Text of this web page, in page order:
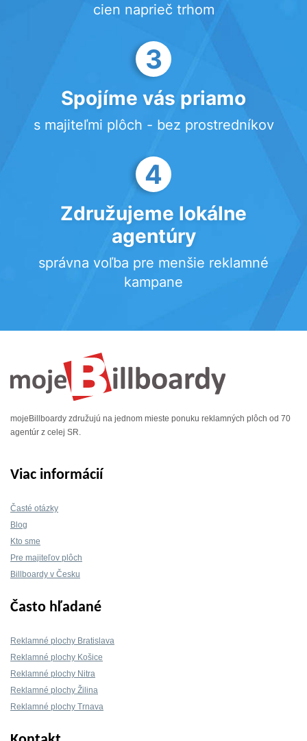
cien naprieč trhom
3
Spojíme vás priamo
s majiteľmi plôch - bez prostredníkov
4
Združujeme lokálne
agentúry
správna voľba pre menšie reklamné
kampane
mojeBillboardy združujú na jednom mieste ponuku reklamných plôch od 70
agentúr z celej SR.
Viac informácií
Časté otázky
Blog
Kto sme
Pre majiteľov plôch
Billboardy v Česku
Často hľadané
Reklamné plochy Bratislava
Reklamné plochy Košice
Reklamné plochy Nitra
Reklamné plochy Žilina
Reklamné plochy Trnava